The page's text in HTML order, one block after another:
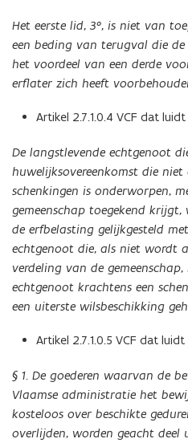
Het eerste lid, 3°, is niet van
een beding van terugval die
het voordeel van een derde
erflater zich heeft
Artikel 2.7.1.0.4 VCF dat
De langstlevende echtgenoot
huwelijksovereenkomst die
schenkingen is onderworpen,
gemeenschap toegekend
de erfbelasting gelijkgesteld
echtgenoot die, als niet wordt
verdeling van de
echtgenoot krachtens een
een uiterste wilsbeschikking
Artikel 2.7.1.0.5 VCF dat
§ 1. De goederen waarvan de
Vlaamse administratie het
kosteloos over beschikte
overlijden, worden geacht